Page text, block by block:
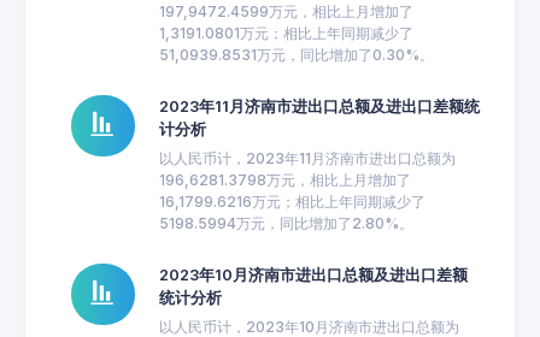
197,9472.4599万元，相比上月增加了
1,3191.0801万元；相比上年同期减少了
51,0939.8531万元，同比增加了0.30%。
2023年11月济南市进出口总额及进出口差额统
计分析
以人民币计，2023年11月济南市进出口总额为
196,6281.3798万元，相比上月增加了
16,1799.6216万元；相比上年同期减少了
5198.5994万元，同比增加了2.80%。
2023年10月济南市进出口总额及进出口差额
统计分析
以人民币计，2023年10月济南市进出口总额为